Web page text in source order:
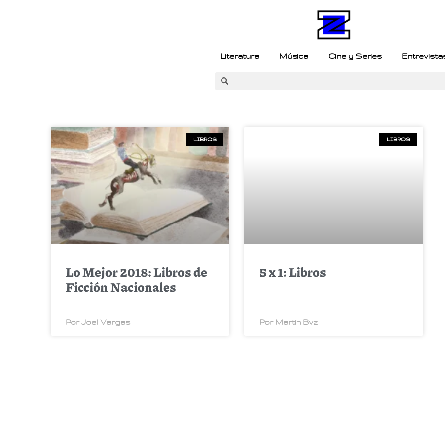
Literatura Música Cine y Series
LIBROS
Lo Mejor 2018: Libros de
Ficción Nacionales
Por Joel Vargas
LIBROS
5 x 1: Libros
Por Martin Bvz